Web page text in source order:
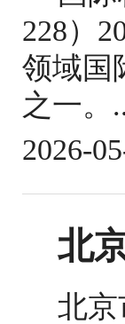
228）
领域国
之一。
2026-
北
北京